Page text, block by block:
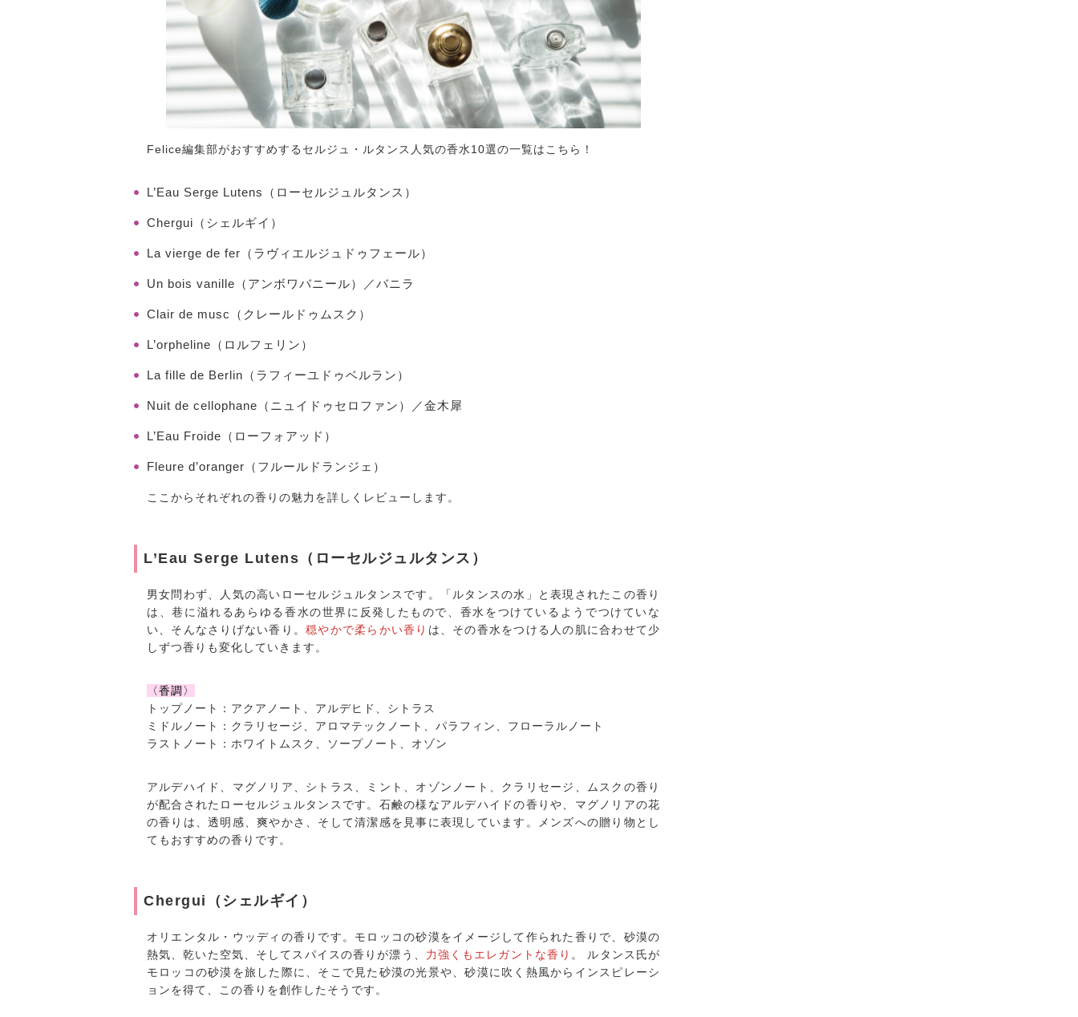
Felice編集部がおすすめするセルジュ・ルタンス人気の香水10選の一覧はこちら！
L’Eau Serge Lutens（ローセルジュルタンス）
Chergui（シェルギイ）
La vierge de fer（ラヴィエルジュドゥフェール）
Un bois vanille（アンボワバニール）／バニラ
Clair de musc（クレールドゥムスク）
L’orpheline（ロルフェリン）
La fille de Berlin（ラフィーユドゥベルラン）
Nuit de cellophane（ニュイドゥセロファン）／金木犀
L’Eau Froide（ローフォアッド）
Fleure d’oranger（フルールドランジェ）
ここからそれぞれの香りの魅力を詳しくレビューします。
L’Eau Serge Lutens（ローセルジュルタンス）
男女問わず、人気の高いローセルジュルタンスです。「ルタンスの水」と表現されたこの香り
は、巷に溢れるあらゆる香水の世界に反発したもので、香水をつけているようでつけていな
い、そんなさりげない香り。穏やかで柔らかい香り は、その香水をつける人の肌に合わせて少
しずつ香りも変化していきます。
〈香調〉
トップノート：アクアノート、アルデヒド、シトラス
ミドルノート：クラリセージ、アロマテックノート、パラフィン、フローラルノート
ラストノート：ホワイトムスク、ソープノート、オゾン
アルデハイド、マグノリア、シトラス、ミント、オゾンノート、クラリセージ、ムスクの香り
が配合されたローセルジュルタンスです。石鹸の様なアルデハイドの香りや、マグノリアの花
の香りは、透明感、爽やかさ、そして清潔感を見事に表現しています。メンズへの贈り物とし
てもおすすめの香りです。
Chergui（シェルギイ）
オリエンタル・ウッディの香りです。モロッコの砂漠をイメージして作られた香りで、砂漠の
熱気、乾いた空気、そしてスパイスの香りが漂う、 力強くもエレガントな香り 。 ルタンス氏が
モロッコの砂漠を旅した際に、そこで見た砂漠の光景や、砂漠に吹く熱風からインスピレーシ
ョンを得て、この香りを創作したそうです。